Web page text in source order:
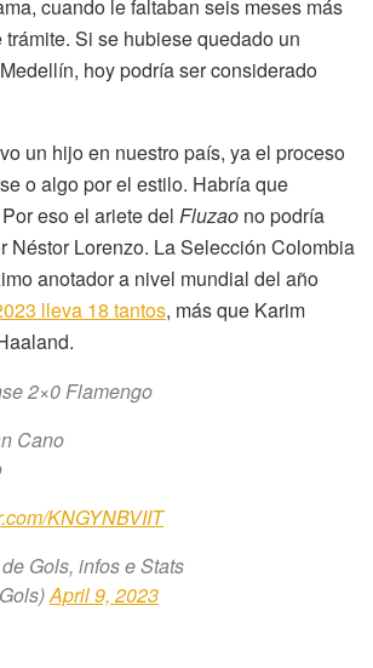
cuando le faltaban seis meses más
Si se hubiese quedado un
hoy podría ser considerado
un hijo en nuestro país, ya el proceso
o algo por el estilo. Habría que
eso el ariete del Fluzao no podría
Néstor Lorenzo. La Selección Colombia
anotador a nivel mundial del año
lleva 18 tantos, más que Karim
2×0 Flamengo
Cano
KNGYNBVIIT
Gols, infos e Stats
April 9, 2023